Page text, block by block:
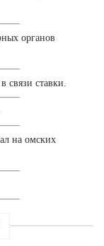
органов
связи ставки.
на омских